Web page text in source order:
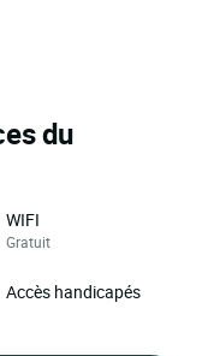
du
WIFI
Gratuit
Accès handicapés